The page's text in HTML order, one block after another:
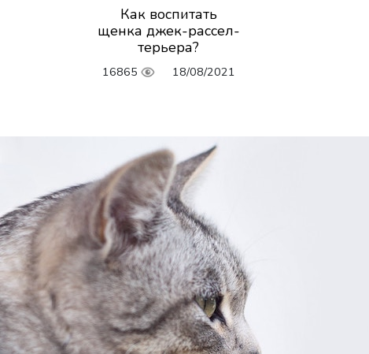
Как воспитать
щенка джек-рассел-
терьера?
16865 18/08/2021